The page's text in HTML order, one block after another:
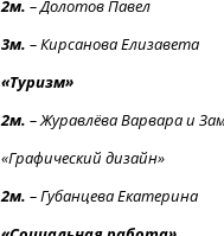
2м. –Долотов Павел
3м. –Кирсанова Елизавета
«Туризм»
2м. –Журавлёва Варвара и
«Графический дизайн»
2м. –Губанцева Екатерина